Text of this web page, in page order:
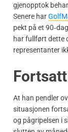
gjenopptok
Senere har
pekt på et
har fullført dette
representanter
At han pendler
situasjonen
og pågripelsen i